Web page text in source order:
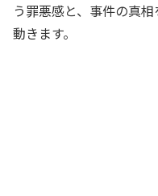
う罪悪感と、事件の真
動きます。